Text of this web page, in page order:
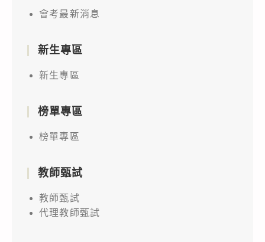
會考最新消息
新生專區
新生專區
榜單專區
榜單專區
教師甄試
教師甄試
代理教師甄試